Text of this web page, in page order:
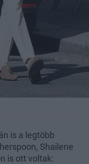
is a legtöbb
Shailene
is ott voltak: